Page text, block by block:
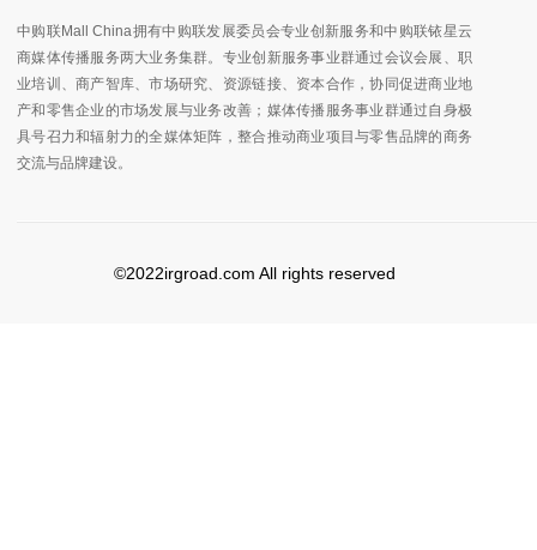
中购联Mall China拥有中购联发展委员会专业创新服务和中购联铱星云
商媒体传播服务两大业务集群。专业创新服务事业群通过会议会展、职
业培训、商产智库、市场研究、资源链接、资本合作，协同促进商业地
产和零售企业的市场发展与业务改善；媒体传播服务事业群通过自身极
具号召力和辐射力的全媒体矩阵，整合推动商业项目与零售品牌的商务
交流与品牌建设。
©2022irgroad.com All rights reserved